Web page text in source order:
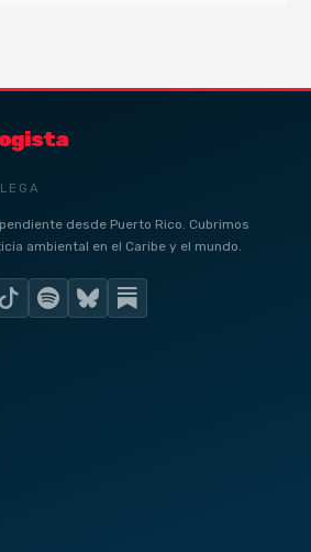
desde Puerto Rico. Cubrimos
ambiental en el Caribe y el mundo.